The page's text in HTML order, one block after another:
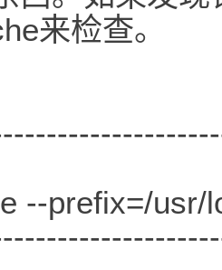
来检查。
--prefix=/usr/